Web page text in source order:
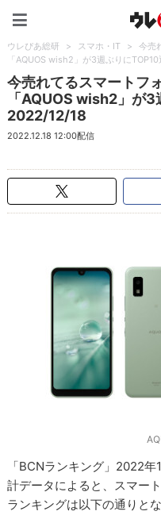
ウレぴあ総研 > スマホ・IT >
今売
「AQUOS wish2」が3週ぶりに
今売れてるスマートフ
「AQUOS wish2」が
2022/12/18
2022.12.18 12:00配信
「BCNランキング」2022
計データによると、スマー
ランキングは以下の通りと